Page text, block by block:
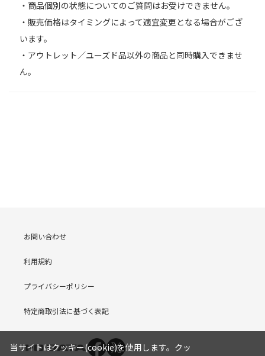
・商品個別の状態についてのご質問はお受けできません。
・販売価格はタイミングによって適宜変更となる場合がござ
います。
・アウトレット／ユーズド品以外の商品と同時購入できませ
ん。
お問い合わせ
利用規約
プライバシーポリシー
特定商取引法に基づく表記
当サイトはクッキー(cookie)を使用します。クッ